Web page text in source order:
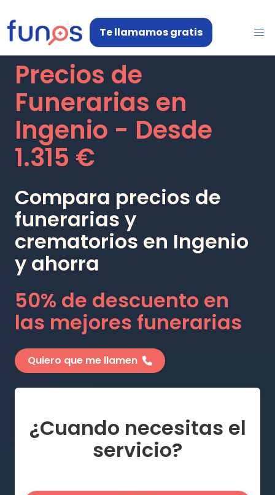
Te llamamos gratis
Precios de
Funerarias en
Ingenio - Desde
1.315 €
Compara precios de
funerarias y
crematorios en Ingenio
y ahorra
50% de descuento en
las mejores funerarias
Quiero que me llamen
¿Cuando necesitas el
servicio?